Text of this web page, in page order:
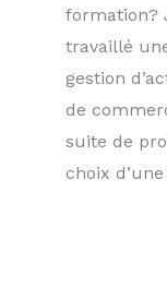
formation?
travaillé
gestion
de
suite de
choix